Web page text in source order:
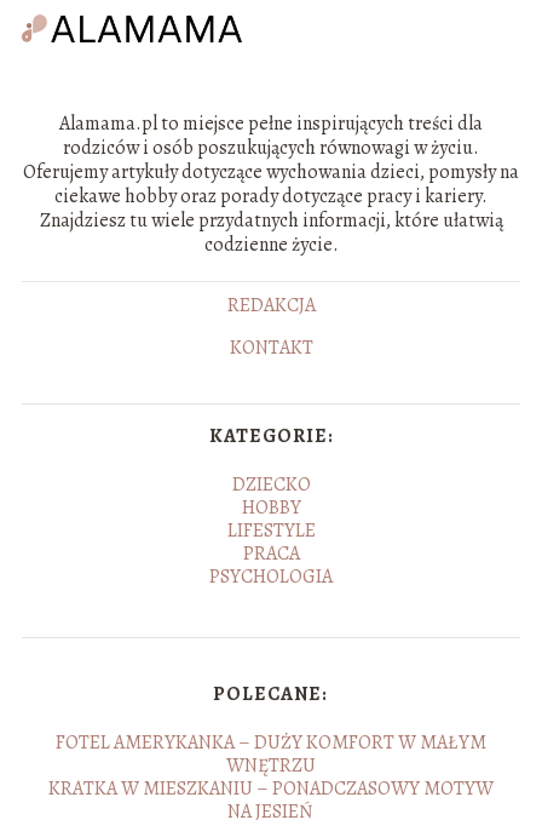
Alamama.pl to miejsce pełne inspirujących treści dla
rodziców i osób poszukujących równowagi w życiu.
Oferujemy artykuły dotyczące wychowania dzieci, pomysły na
ciekawe hobby oraz porady dotyczące pracy i kariery.
Znajdziesz tu wiele przydatnych informacji, które ułatwią
codzienne życie.
REDAKCJA
KONTAKT
KATEGORIE:
DZIECKO
HOBBY
LIFESTYLE
PRACA
PSYCHOLOGIA
POLECANE:
FOTEL AMERYKANKA – DUŻY KOMFORT W MAŁYM
WNĘTRZU
KRATKA W MIESZKANIU – PONADCZASOWY MOTYW
NA JESIEŃ